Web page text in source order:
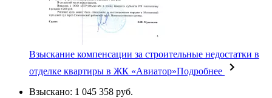
Взыскание компенсации за строительные недостатки в
отделке квартиры в ЖК «Авиатор»Подробнее
Взыскано: 1 045 358 руб.